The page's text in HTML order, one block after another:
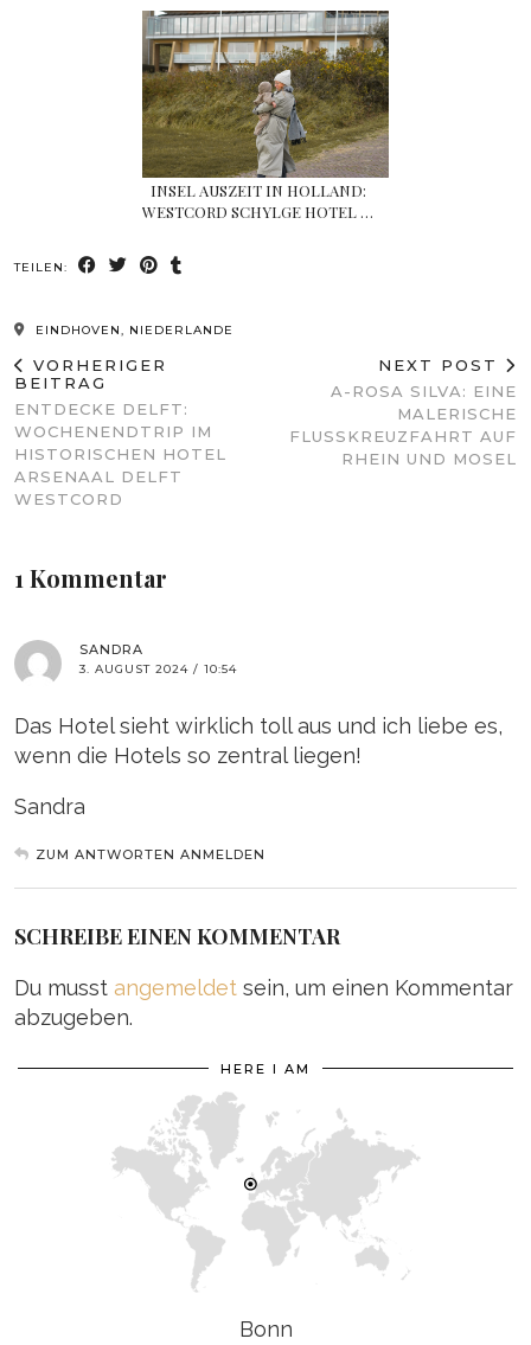
INSEL AUSZEIT IN HOLLAND:
WESTCORD SCHYLGE HOTEL …
TEILEN:
EINDHOVEN, NIEDERLANDE
VORHERIGER
BEITRAG
ENTDECKE DELFT:
WOCHENENDTRIP IM
HISTORISCHEN HOTEL
ARSENAAL DELFT
WESTCORD
NEXT POST
A-ROSA SILVA: EINE
MALERISCHE
FLUSSKREUZFAHRT AUF
RHEIN UND MOSEL
1 Kommentar
SANDRA
3. AUGUST 2024 / 10:54
Das Hotel sieht wirklich toll aus und ich liebe es,
wenn die Hotels so zentral liegen!
Sandra
ZUM ANTWORTEN ANMELDEN
SCHREIBE EINEN KOMMENTAR
Du musst angemeldet sein, um einen Kommentar
abzugeben.
HERE I AM
Bonn